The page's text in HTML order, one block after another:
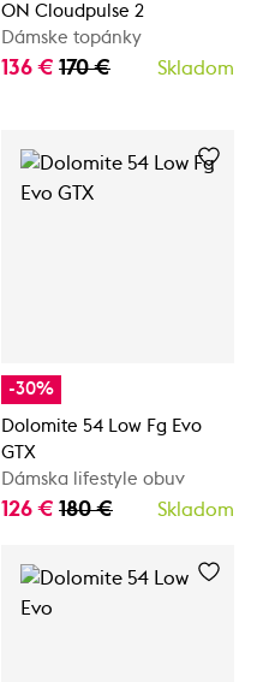
ON Cloudpulse 2
Dámske topánky
136 € 170 € Skladom
-30%
Dolomite 54 Low Fg Evo
GTX
Dámska lifestyle obuv
126 € 180 € Skladom